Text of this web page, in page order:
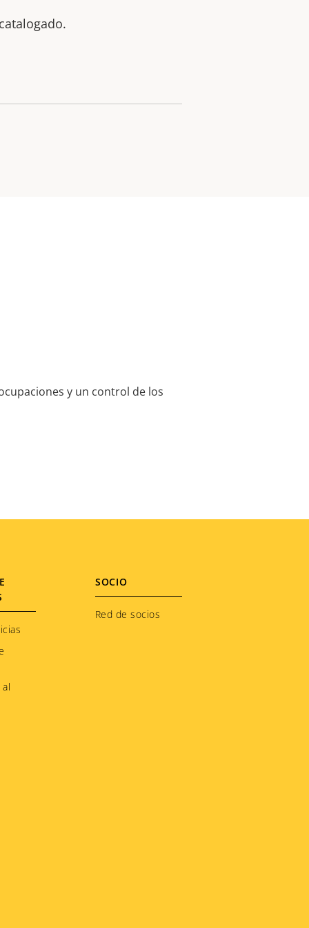
y un control de los
SOCIO
Red de socios